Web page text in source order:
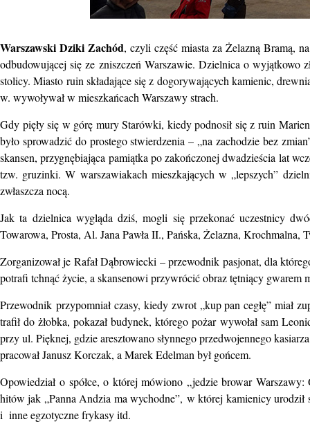
Warszawski Dziki Zachód, czyli część miasta za Żelazną Bramą,
odbudowującej się ze zniszczeń Warszawie. Dzielnica o wyjątkowo
stolicy. Miasto ruin składające się z dogorywających kamienic,
w. wywoływał w mieszkańcach Warszawy strach.
Gdy pięły się w górę mury Starówki, kiedy podnosił się z ruin
było sprowadzić do prostego stwierdzenia – „na zachodzie bez
skansen, przygnębiająca pamiątka po zakończonej dwadzieścia lat
tzw. gruzinki. W warszawiakach mieszkających w „lepszych”
zwłaszcza nocą.
Jak ta dzielnica wygląda dziś, mogli się przekonać uczestnicy
Towarowa, Prosta, Al. Jana Pawła II., Pańska, Żelazna, Krochmalna,
Zorganizował je Rafał Dąbrowiecki – przewodnik pasjonat, dla
potrafi tchnąć życie, a skansenowi przywrócić obraz tętniący gwarem
Przewodnik przypomniał czasy, kiedy zwrot „kup pan cegłę” miał
trafił do żłobka, pokazał budynek, którego pożarwywołał sam
przy ul. Pięknej, gdzie aresztowano słynnego przedwojennego
pracował Janusz Korczak, a Marek Edelman był gońcem.
Opowiedziało spółce, o której mówiono „jedzie browar
hitów jak „Panna Andzia ma wychodne”, w której kamienicy urodził
i inne egzotyczne frykasy itd.